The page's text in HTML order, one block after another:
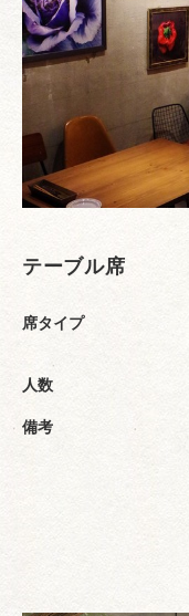
テーブル席
席タイプ
人数
備考